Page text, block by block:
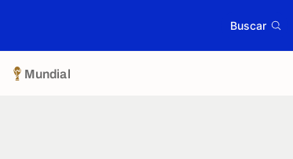
Buscar
Mundial